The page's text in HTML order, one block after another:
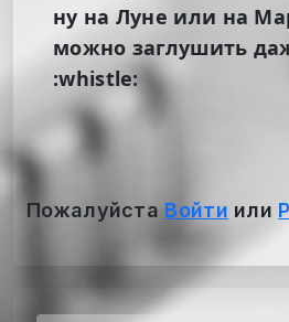
ну на Луне или на
можно заглушить
:whistle:
Пожалуйста Войти или